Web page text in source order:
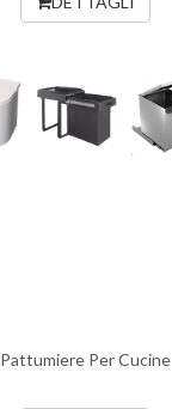
Pattumiere Per Cucine